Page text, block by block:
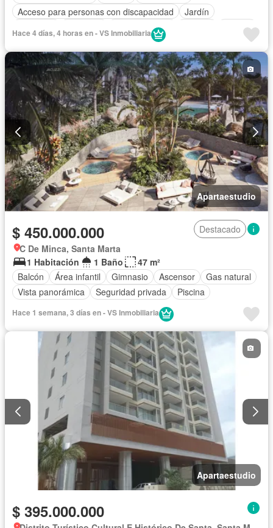
Acceso para personas con discapacidad
Jardín
Cocina integral
Jacuzzi
Seguridad privada
Piscina
Agua
Hace 4 días, 4 horas en - VS Inmobiliaria
Apartaestudio
$ 450.000.000
Destacado
C De Minca, Santa Marta
1 Habitación
1 Baño
47 m²
Balcón
Área infantil Gimnasio Ascensor
Gas natural
Vista panorámica
Seguridad privada Piscina
Hace 1 semana, 3 días en - VS Inmobiliaria
Apartaestudio
$ 395.000.000